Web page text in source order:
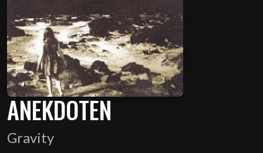
ANEKDOTEN
Gravity